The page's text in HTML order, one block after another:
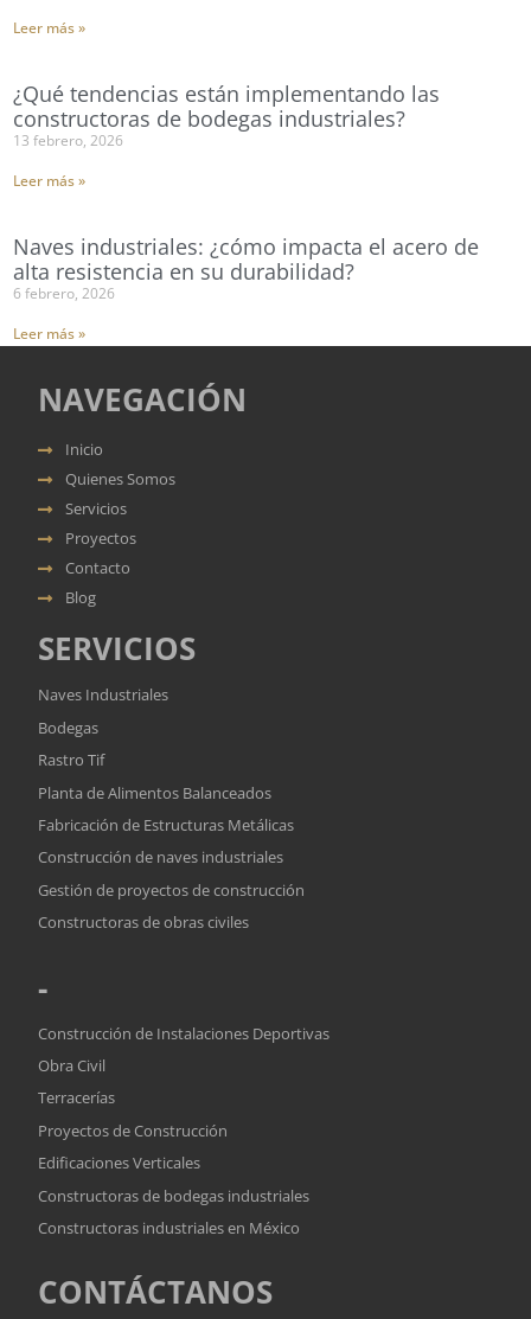
Leer más »
¿Qué tendencias están implementando las
constructoras de bodegas industriales?
13 febrero, 2026
Leer más »
Naves industriales: ¿cómo impacta el acero de
alta resistencia en su durabilidad?
6 febrero, 2026
Leer más »
NAVEGACIÓN
Inicio
Quienes Somos
Servicios
Proyectos
Contacto
Blog
SERVICIOS
Naves Industriales
Bodegas
Rastro Tif
Planta de Alimentos Balanceados
Fabricación de Estructuras Metálicas
Construcción de naves industriales
Gestión de proyectos de construcción
Constructoras de obras civiles
-
Construcción de Instalaciones Deportivas
Obra Civil
Terracerías
Proyectos de Construcción
Edificaciones Verticales
Constructoras de bodegas industriales
Constructoras industriales en México
CONTÁCTANOS